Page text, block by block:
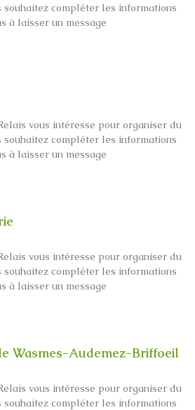
souhaitez compléter les informations
à laisser un message
vous intéresse pour organiser du
souhaitez compléter les informations
à laisser un message
vous intéresse pour organiser du
souhaitez compléter les informations
à laisser un message
Wasmes-Audemez-Briffoeil
vous intéresse pour organiser du
souhaitez compléter les informations